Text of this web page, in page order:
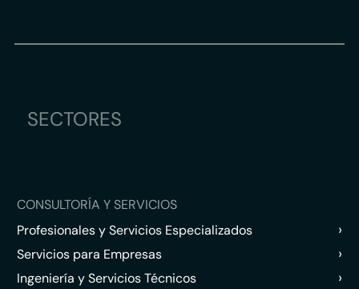
SECTORES
CONSULTORÍA Y SERVICIOS
Profesionales y Servicios Especializados
›
Servicios para Empresas ›
Ingeniería y Servicios Técnicos ›